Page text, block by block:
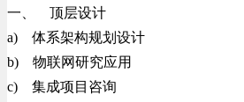
一、 顶层设计
a) 体系架构规划设计
b) 物联网研究应用
c) 集成项目咨询